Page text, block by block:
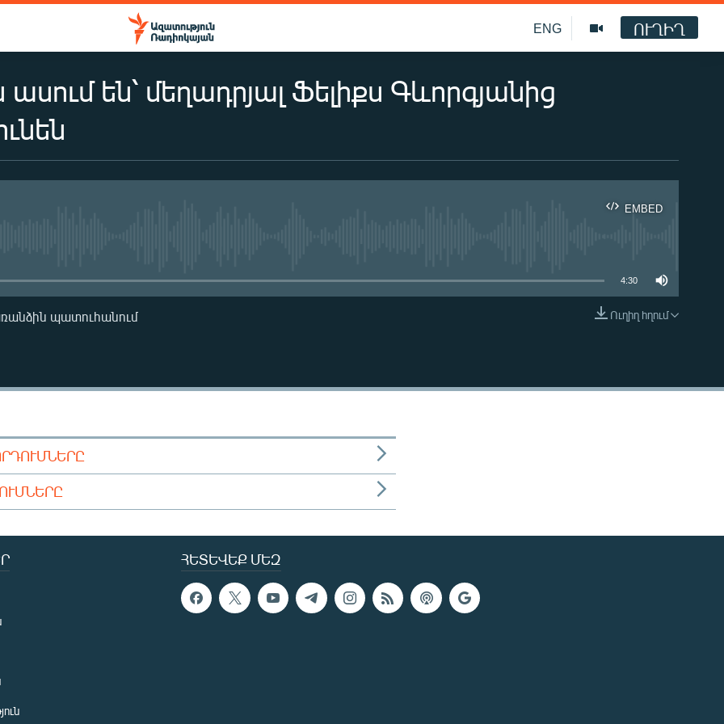
ENG ՈՒՂԻՂ
ասում են՝ մեղադրյալ Ֆելիքս Գևորգյանից
EMBED
EMBED
4:30
Ուղիղ հղում
պատուհանում
ՀԵՏԵՎԵՔ ՄԵԶ